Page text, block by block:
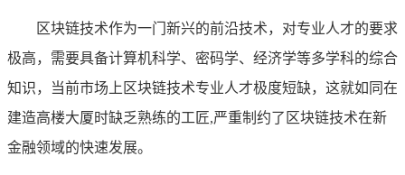
区块链技术作为一门新兴的前沿技术，对专业人才的要求
极高，需要具备计算机科学、密码学、经济学等多学科的综合
知识，当前市场上区块链技术专业人才极度短缺，这就如同在
建造高楼大厦时缺乏熟练的工匠,严重制约了区块链技术在新
金融领域的快速发展。